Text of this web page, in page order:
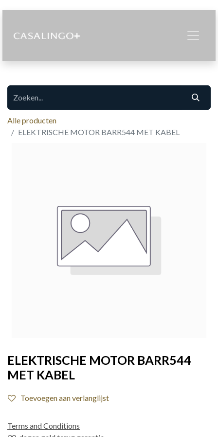
Alle producten
ELEKTRISCHE MOTOR BARR544 MET KABEL
ELEKTRISCHE MOTOR BARR544
MET KABEL
Toevoegen aan verlanglijst
Terms and Conditions